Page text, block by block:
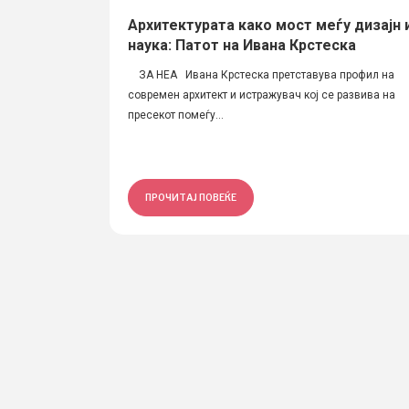
Архитектурата како мост меѓу дизајн
наука: Патот на Ивана Крстеска
ЗА НЕА Ивана Крстеска претставува профил на
современ архитект и истражувач кој се развива на
пресекот помеѓу...
ПРОЧИТАЈ ПОВЕЌЕ